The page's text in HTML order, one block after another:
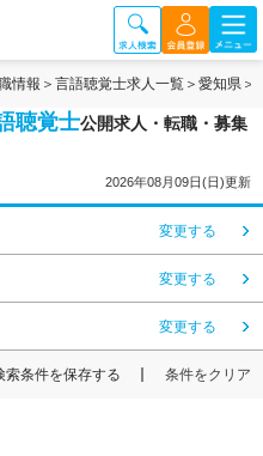
情報 言語聴覚士求人一覧 愛知県
聴覚士公開求人・転職・募集
2026年08月09日(日)更新
変更する
変更する
変更する
索条件を保存する 条件をクリア